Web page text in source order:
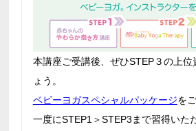
本講座ご受講後、ぜひSTEP３の上位
ょう。
ベビーヨガスペシャルパッケージを
一度にSTEP1＞STEP3まで習得いた